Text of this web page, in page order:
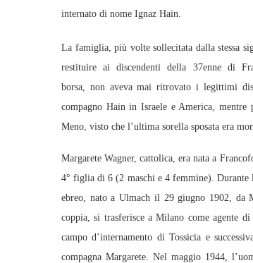
internato di nome Ignaz Hain.
La famiglia, più volte sollecitata dalla stessa
restituire ai discendenti della 37enne di
borsa, non aveva mai ritrovato i legittimi
compagno Hain in Israele e America,
Meno, visto che l’ultima sorella sposata era
Margarete Wagner, cattolica, era nata a
4° figlia di 6 (2 maschi e 4 femmine). Durante
ebreo, nato a Ulmach il 29 giugno 1902, da
coppia, si trasferisce a Milano come agente
campo d’internamento di Tossicia e
compagna Margarete. Nel maggio 1944,